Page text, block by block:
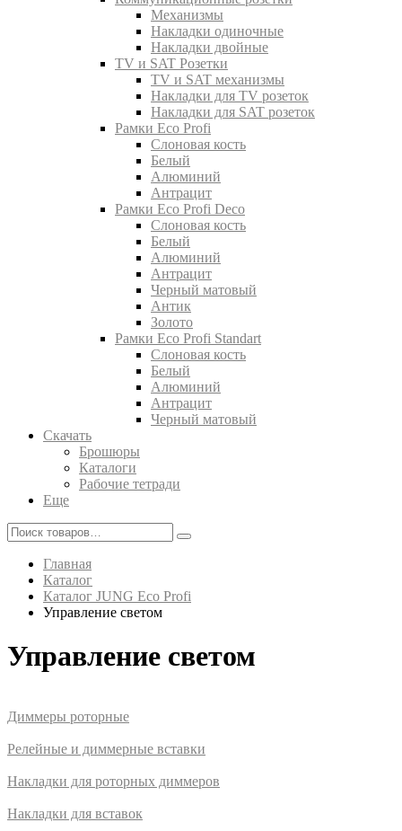
Механизмы
Накладки одиночные
Накладки двойные
TV и SAT Розетки
TV и SAT механизмы
Накладки для TV розеток
Накладки для SAT розеток
Рамки Eco Profi
Слоновая кость
Белый
Алюминий
Антрацит
Рамки Eco Profi Deco
Слоновая кость
Белый
Алюминий
Антрацит
Черный матовый
Антик
Золото
Рамки Eco Profi Standart
Слоновая кость
Белый
Алюминий
Антрацит
Черный матовый
Скачать
Брошюры
Каталоги
Рабочие тетради
Еще
Главная
Каталог
Каталог JUNG Eco Profi
Управление светом
Управление светом
Диммеры роторные
Релейные и диммерные вставки
Накладки для роторных диммеров
Накладки для вставок